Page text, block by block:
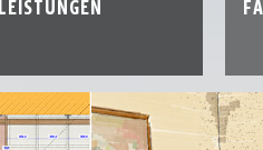
LEISTUNGEN